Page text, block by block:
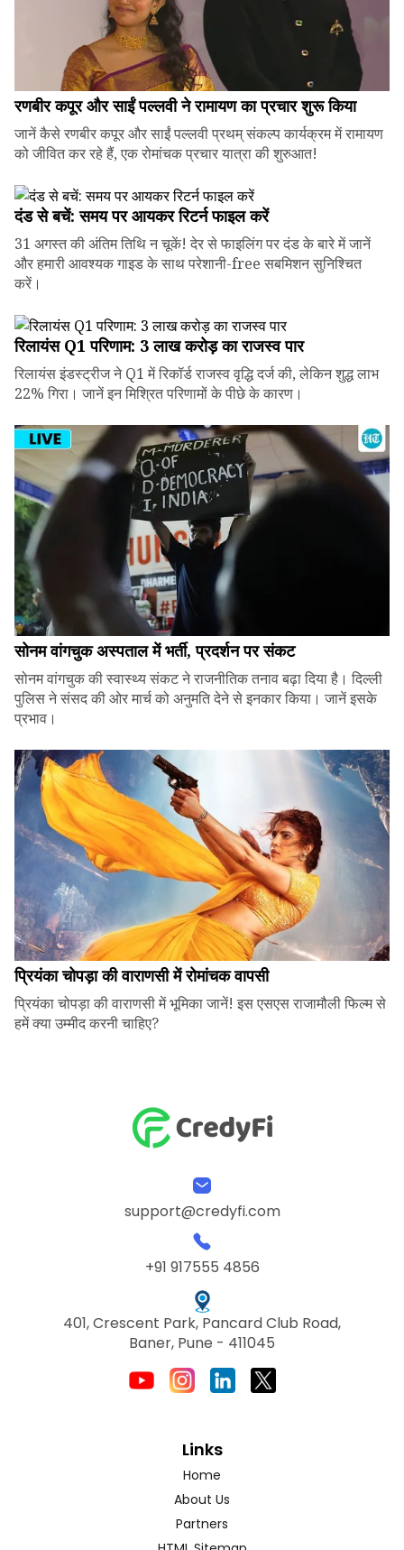
रणबीर कपूर और साईं पल्लवी ने रामायण का प्रचार शुरू किया
जानें कैसे रणबीर कपूर और साईं पल्लवी प्रथम् संकल्प कार्यक्रम में रामायण
को जीवित कर रहे हैं, एक रोमांचक प्रचार यात्रा की शुरुआत!
दंड से बचें: समय पर आयकर रिटर्न फाइल करें
31 अगस्त की अंतिम तिथि न चूकें! देर से फाइलिंग पर दंड के बारे में जानें
और हमारी आवश्यक गाइड के साथ परेशानी-free सबमिशन सुनिश्चित
करें।
रिलायंस Q1 परिणाम: ₹3 लाख करोड़ का राजस्व पार
रिलायंस इंडस्ट्रीज ने Q1 में रिकॉर्ड राजस्व वृद्धि दर्ज की, लेकिन शुद्ध लाभ
22% गिरा। जानें इन मिश्रित परिणामों के पीछे के कारण।
सोनम वांगचुक अस्पताल में भर्ती, प्रदर्शन पर संकट
सोनम वांगचुक की स्वास्थ्य संकट ने राजनीतिक तनाव बढ़ा दिया है। दिल्ली
पुलिस ने संसद की ओर मार्च को अनुमति देने से इनकार किया। जानें इसके
प्रभाव।
प्रियंका चोपड़ा की वाराणसी में रोमांचक वापसी
प्रियंका चोपड़ा की वाराणसी में भूमिका जानें! इस एसएस राजामौली फिल्म से
हमें क्या उम्मीद करनी चाहिए?
support@credyfi.com
+91 917555 4856
401, Crescent Park, Pancard Club Road,
Baner, Pune - 411045
Links
Home
About Us
Partners